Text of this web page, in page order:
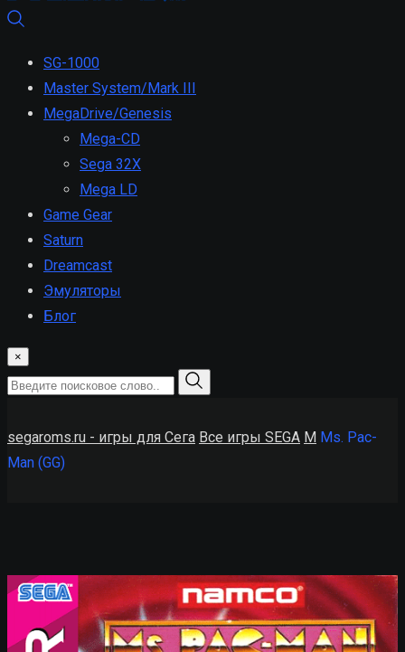
SG-1000
Master System/Mark III
MegaDrive/Genesis
Mega-CD
Sega 32X
Mega LD
Game Gear
Saturn
Dreamcast
Эмуляторы
Блог
×
segaroms.ru - игры для Сега Все игры SEGA M Ms. Pac-
Man (GG)